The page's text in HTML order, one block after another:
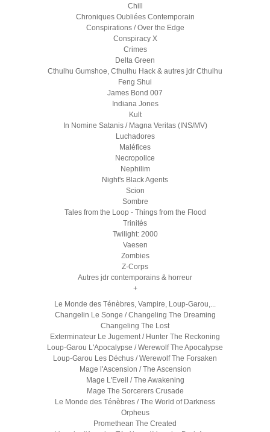
Chill
Chroniques Oubliées Contemporain
Conspirations / Over the Edge
Conspiracy X
Crimes
Delta Green
Cthulhu Gumshoe, Cthulhu Hack & autres jdr Cthulhu
Feng Shui
James Bond 007
Indiana Jones
Kult
In Nomine Satanis / Magna Veritas (INS/MV)
Luchadores
Maléfices
Necropolice
Nephilim
Night's Black Agents
Scion
Sombre
Tales from the Loop - Things from the Flood
Trinités
Twilight: 2000
Vaesen
Zombies
Z-Corps
Autres jdr contemporains & horreur
+
Le Monde des Ténèbres, Vampire, Loup-Garou,...
Changelin Le Songe / Changeling The Dreaming
Changeling The Lost
Exterminateur Le Jugement / Hunter The Reckoning
Loup-Garou L'Apocalypse / Werewolf The Apocalypse
Loup-Garou Les Déchus / Werewolf The Forsaken
Mage l'Ascension / The Ascension
Mage L'Eveil / The Awakening
Mage The Sorcerers Crusade
Le Monde des Ténèbres / The World of Darkness
Orpheus
Promethean The Created